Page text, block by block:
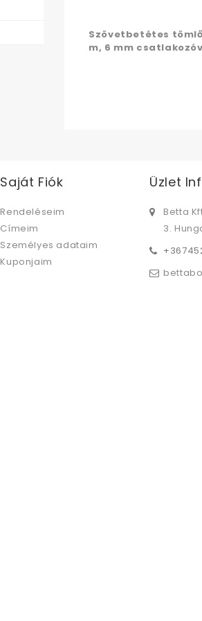
Szövetbetétes tömlő
m, 6 mm
Saját Fiók
Rendeléseim
Címeim
Személyes adataim
Kuponjaim
Üzlet
Betta
3.